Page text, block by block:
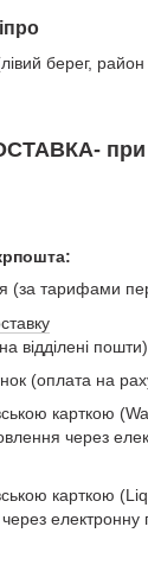
берег,
при
(за тарифами
відділені пошти)
(оплата на
карткою
через
карткою
електронну